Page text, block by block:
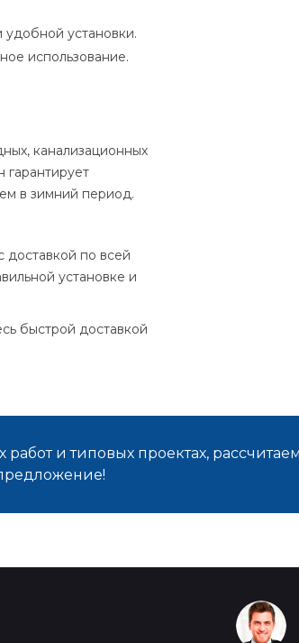
установки.
использование.
канализационных
гарантирует
в зимний период.
по всей
установке и
быстрой доставкой
и типовых проектах, рассчитаем